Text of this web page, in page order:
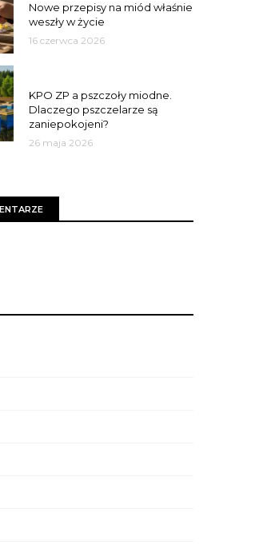
Nowe przepisy na miód właśnie
weszły w życie
16 czerwca 2026
KPO ZP a pszczoły miodne.
Dlaczego pszczelarze są
zaniepokojeni?
26 maja 2026